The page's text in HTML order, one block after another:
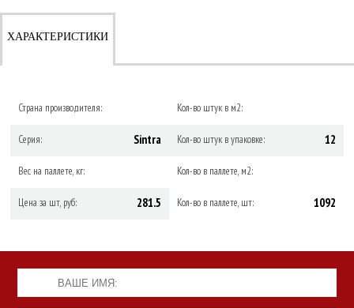
ХАРАКТЕРИСТИКИ
Страна производителя:
Серия: Sintra
Вес на паллете, кг:
Цена за шт, руб: 281.5
Кол-во штук в м2:
Кол-во штук в упаковке: 12
Кол-во в паллете, м2:
Кол-во в паллете, шт: 1092